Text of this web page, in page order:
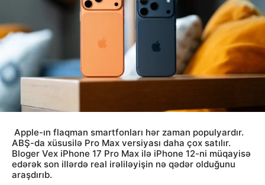
Apple-ın flaqman smartfonları hər zaman populyardır.
ABŞ-da xüsusilə Pro Max versiyası daha çox satılır.
Bloger Vex iPhone 17 Pro Max ilə iPhone 12-ni müqayisə
edərək son illərdə real irəliləyişin nə qədər olduğunu
araşdırıb.